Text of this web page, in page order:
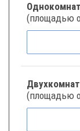
(площадью
(площадью